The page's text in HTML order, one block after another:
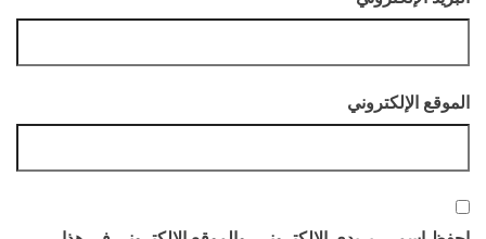
الموقع الإلكتروني